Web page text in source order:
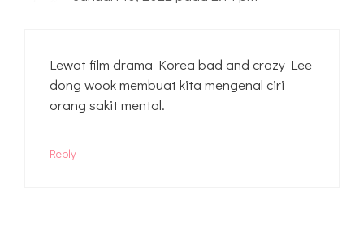
Lewat film drama Korea bad and crazy Lee
dong wook membuat kita mengenal ciri
orang sakit mental.
Reply